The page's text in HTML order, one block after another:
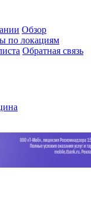
Обзор
по локациям
Обратная связь